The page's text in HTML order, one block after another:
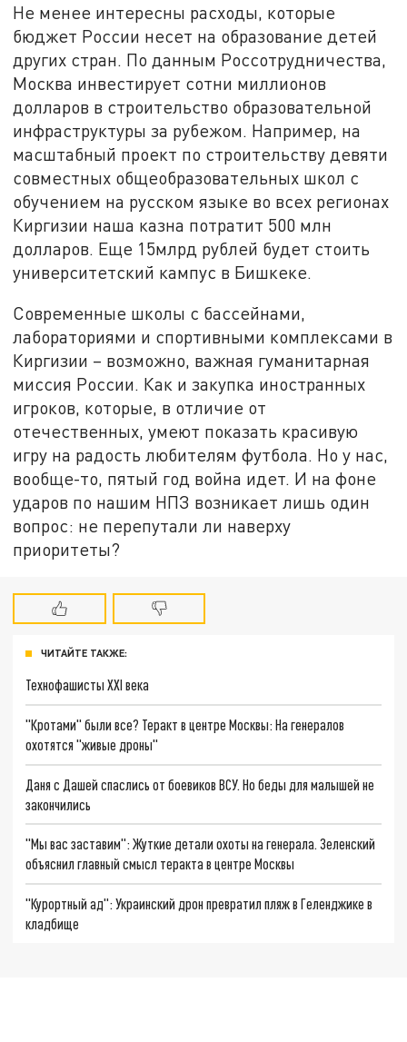
Не менее интересны расходы, которые
бюджет России несет на образование детей
других стран. По данным Россотрудничества,
Москва инвестирует сотни миллионов
долларов в строительство образовательной
инфраструктуры за рубежом. Например, на
масштабный проект по строительству девяти
совместных общеобразовательных школ с
обучением на русском языке во всех регионах
Киргизии наша казна потратит 500 млн
долларов. Еще 15млрд рублей будет стоить
университетский кампус в Бишкеке.
Современные школы с бассейнами,
лабораториями и спортивными комплексами в
Киргизии – возможно, важная гуманитарная
миссия России. Как и закупка иностранных
игроков, которые, в отличие от
отечественных, умеют показать красивую
игру на радость любителям футбола. Но у нас,
вообще-то, пятый год война идет. И на фоне
ударов по нашим НПЗ возникает лишь один
вопрос: не перепутали ли наверху
приоритеты?
ЧИТАЙТЕ ТАКЖЕ:
Технофашисты XXI века
"Кротами" были все? Теракт в центре Москвы: На генералов
охотятся "живые дроны"
Даня с Дашей спаслись от боевиков ВСУ. Но беды для малышей не
закончились
"Мы вас заставим": Жуткие детали охоты на генерала. Зеленский
объяснил главный смысл теракта в центре Москвы
"Курортный ад": Украинский дрон превратил пляж в Геленджике в
кладбище